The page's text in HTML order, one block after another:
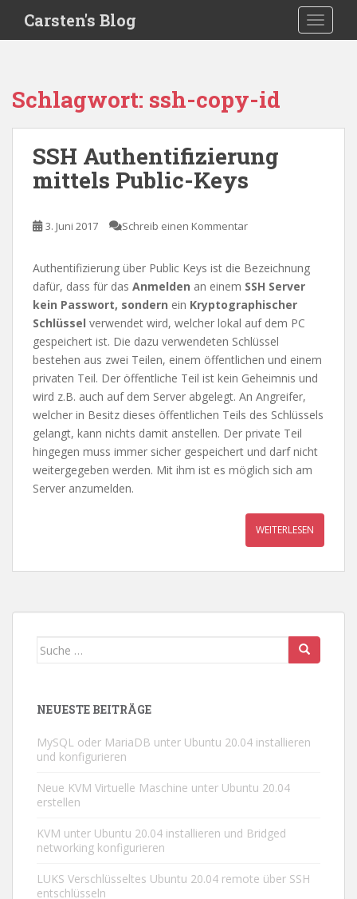
i
Carsten's Blog
Schlagwort: ssh-copy-id
SSH Authentifizierung
mittels Public-Keys
3. Juni 2017 Schreib einen Kommentar
Authentifizierung über Public Keys ist die Bezeichnung
dafür, dass für das Anmelden an einem SSH Server
kein Passwort, sondern ein Kryptographischer
Schlüssel verwendet wird, welcher lokal auf dem PC
gespeichert ist. Die dazu verwendeten Schlüssel
bestehen aus zwei Teilen, einem öffentlichen und einem
privaten Teil. Der öffentliche Teil ist kein Geheimnis und
wird z.B. auch auf dem Server abgelegt. An Angreifer,
welcher in Besitz dieses öffentlichen Teils des Schlüssels
gelangt, kann nichts damit anstellen. Der private Teil
hingegen muss immer sicher gespeichert und darf nicht
weitergegeben werden. Mit ihm ist es möglich sich am
Server anzumelden.
WEITERLESEN
Suche
NEUESTE BEITRÄGE
MySQL oder MariaDB unter Ubuntu 20.04 installieren
und konfigurieren
Neue KVM Virtuelle Maschine unter Ubuntu 20.04
erstellen
KVM unter Ubuntu 20.04 installieren und Bridged
networking konfigurieren
LUKS Verschlüsseltes Ubuntu 20.04 remote über SSH
entschlüsseln